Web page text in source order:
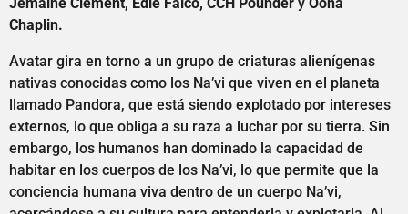
Chaplin.
Avatar gira en torno a un grupo de criaturas alienígenas
nativas conocidas como los Na’vi que viven en el planeta
llamado Pandora, que está siendo explotado por intereses
externos, lo que obliga a su raza a luchar por su tierra. Sin
embargo, los humanos han dominado la capacidad de
habitar en los cuerpos de los Na’vi, lo que permite que la
conciencia humana viva dentro de un cuerpo Na’vi,